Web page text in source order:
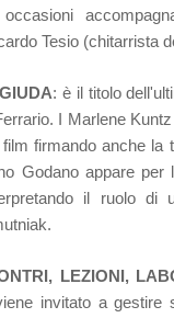
Tesio (chitarrista
: è il titolo
I Marlene
firmando anche la
Godano appare per
il ruolo di
LEZIONI,
invitato a gestire